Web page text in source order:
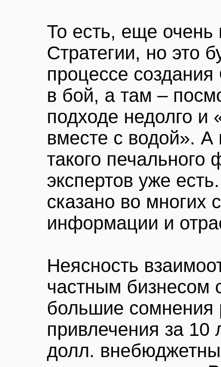
То есть, еще очень
Стратегии, но это
процессе
в бой, а там –
подходе недолго и
вместе с водой».
такого
экспертов уже
сказано во многих
информации и
Неясность
частным бизнесом
большие сомнения
привлечения за 10
долл.